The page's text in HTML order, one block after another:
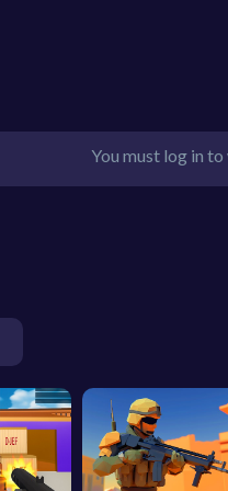
You must log in